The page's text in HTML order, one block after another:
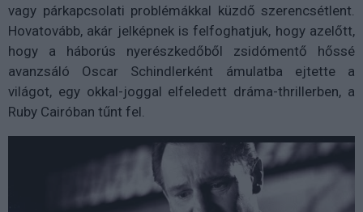
vagy párkapcsolati problémákkal küzdő szerencsétlent.
Hovatovább, akár jelképnek is felfoghatjuk, hogy azelőtt,
hogy a háborús nyerészkedőből zsidómentő hőssé
avanzsáló Oscar Schindlerként ámulatba ejtette a
világot, egy okkal-joggal elfeledett dráma-thrillerben, a
Ruby Cairóban tűnt fel.